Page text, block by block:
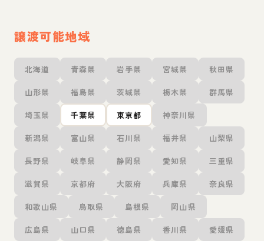
譲渡可能地域
北海道 青森県 岩手県 宮城県 秋田県
山形県 福島県 茨城県 栃木県 群馬県
埼玉県 千葉県 東京都 神奈川県
新潟県 富山県 石川県 福井県 山梨県
長野県 岐阜県 静岡県 愛知県 三重県
滋賀県 京都府 大阪府 兵庫県 奈良県
和歌山県 鳥取県 島根県 岡山県
広島県 山口県 徳島県 香川県 愛媛県